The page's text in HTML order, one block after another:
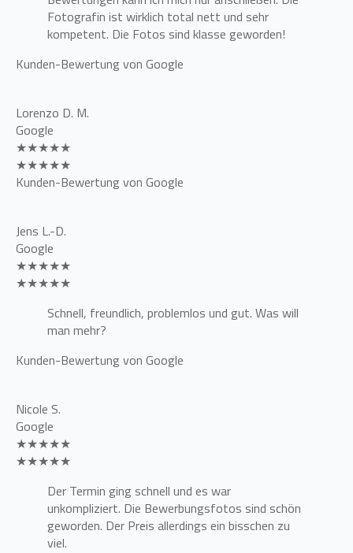
Fotografin ist wirklich total nett und sehr
kompetent. Die Fotos sind klasse geworden!
Kunden-Bewertung von Google
Lorenzo D. M.
Google
★★★★★
★★★★★
Kunden-Bewertung von Google
Jens L.-D.
Google
★★★★★
★★★★★
Schnell, freundlich, problemlos und gut. Was will
man mehr?
Kunden-Bewertung von Google
Nicole S.
Google
★★★★★
★★★★★
Der Termin ging schnell und es war
unkompliziert. Die Bewerbungsfotos sind schön
geworden. Der Preis allerdings ein bisschen zu
viel.